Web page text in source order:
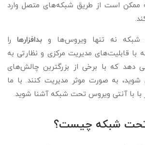
ممکن است از طریق شبکه‌های متصل وارد
نه تنها ویروس‌ها و بدافزارها را
با قابلیت‌های مدیریت مرکزی و نظارتی به
دهد که با برخی از بزرگترین چالش‌های
شوید، به صورت موثر مدیریت کنند. با ما
با با آنتی ویروس تحت شبکه آشنا شوید.
شبکه چیست؟